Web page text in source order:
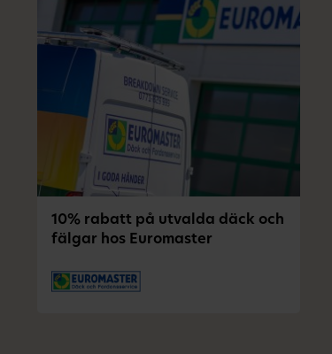
10% rabatt på utvalda däck och
fälgar hos Euromaster